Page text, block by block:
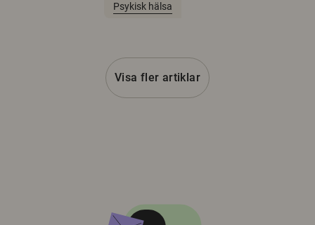
Psykisk hälsa
Visa fler artiklar